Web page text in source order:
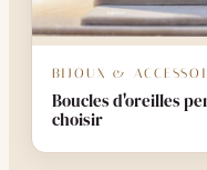
BIJOUX &
Boucles d'oreilles
choisir